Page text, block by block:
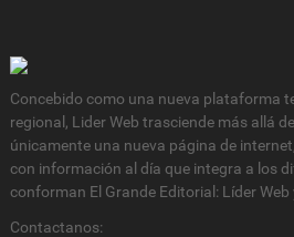
Concebido como una nueva plataforma
regional, Lider Web trasciende más allá
únicamente una nueva página de
con información al día que integra a los
conforman El Grande Editorial: Líder Web
Contactanos: